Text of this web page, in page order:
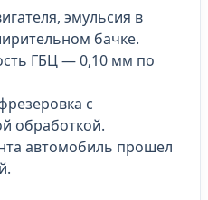
эмульсия в
бачке.
ГБЦ — 0,10 мм по
с
обработкой.
автомобиль прошел